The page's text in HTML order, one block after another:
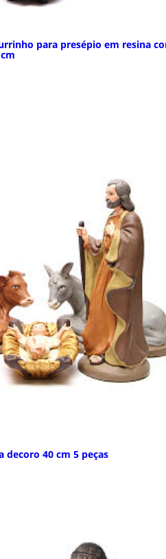
para presépio em resina
40 cm 5 peças